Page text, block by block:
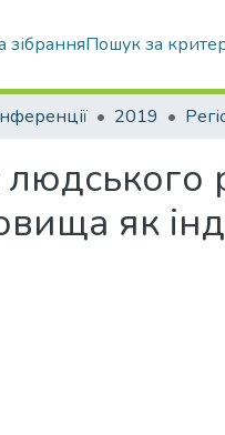
зібранняПошук за
2019
людського
як